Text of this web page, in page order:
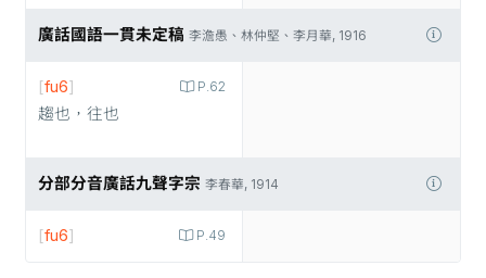
廣話國語一貫未定稿 李澹愚、林仲堅、李月華, 1916
P.62
[fu6]
趨也，往也
分部分音廣話九聲字宗 李春華, 1914
P.49
[fu6]